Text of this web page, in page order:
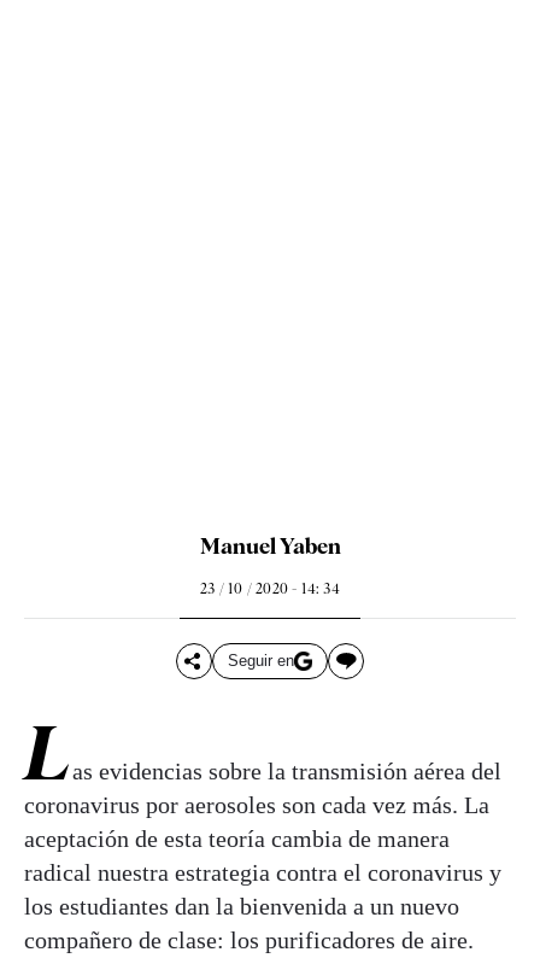
Manuel Yaben
23 / 10 / 2020 - 14: 34
Seguir en
Las evidencias sobre la transmisión aérea del
coronavirus por aerosoles son cada vez más. La
aceptación de esta teoría cambia de manera
radical nuestra estrategia contra el coronavirus y
los estudiantes dan la bienvenida a un nuevo
compañero de clase: los purificadores de aire.